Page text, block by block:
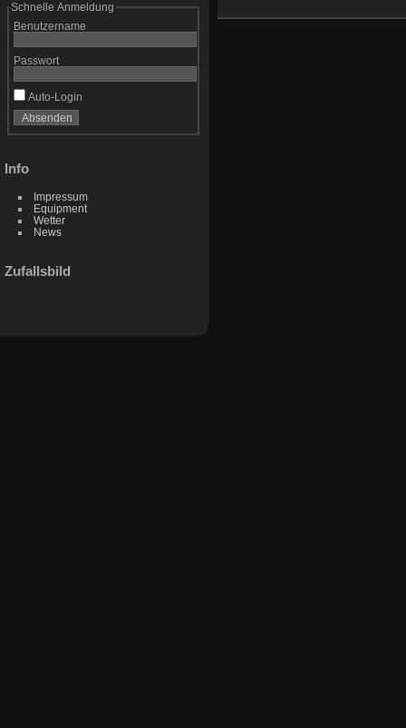
Schnelle Anmeldung
Benutzername
Passwort
Auto-Login
Info
Impressum
Equipment
Wetter
News
Zufallsbild